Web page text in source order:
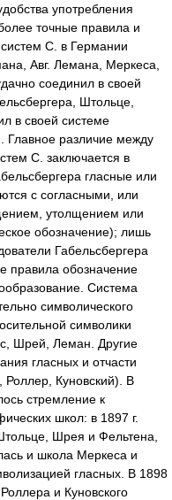
употребления
точные правила и
С. в Германии
Авг. Лемана, Меркеса,
соединил в своей
Штольце,
в своей системе
Главное различие между
С. заключается в
гласные или
с согласными, или
утолщением или
обозначение); лишь
Габельсбергера
правила обозначение
Система
символического
символики
Шрей, Леман. Другие
гласных и отчасти
Роллер, Куновский). В
стремление к
школ: в 1897 г.
Шрея и Фельтена,
и школа Меркеса и
гласных. В 1898
и Куновского